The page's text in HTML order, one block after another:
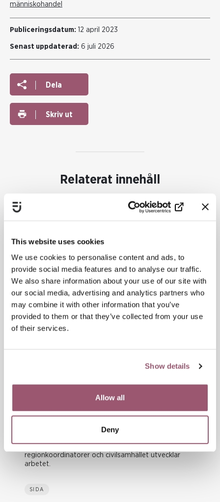
This website uses cookies
We use cookies to personalise content and ads, to
provide social media features and to analyse our traffic.
We also share information about your use of our site with
our social media, advertising and analytics partners who
may combine it with other information that you’ve
provided to them or that they’ve collected from your use
of their services.
Show details
Allow all
Deny
människohandel
Publiceringsdatum: 12 april 2023
Senast uppdaterad: 6 juli 2026
Dela
Skriv ut
Relaterat innehåll
Vår samordning
NSPM samordnar det nationella arbetet mot
samverkan är organiserad och hur myndigheter,
regionkoordinatorer och civilsamhället utvecklar
arbetet.
SIDA